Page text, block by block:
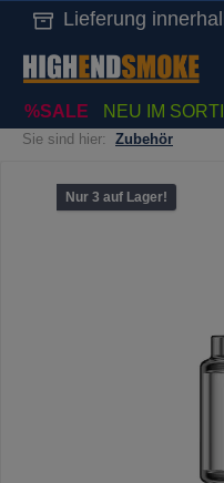
Zur
Lieferung
%SALE NEU IM
Sie sind hier: Zubehör
Bildergalerie überspringen
Nur 3 auf Lager!